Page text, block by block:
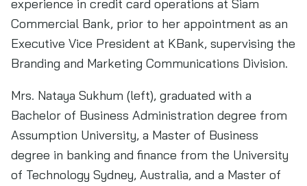
experience in credit card operations at Siam
Commercial Bank, prior to her appointment as an
Executive Vice President at KBank, supervising the
Branding and Marketing Communications Division.
Mrs. Nataya Sukhum (left), graduated with a
Bachelor of Business Administration degree from
Assumption University, a Master of Business
degree in banking and finance from the University
of Technology Sydney, Australia, and a Master of